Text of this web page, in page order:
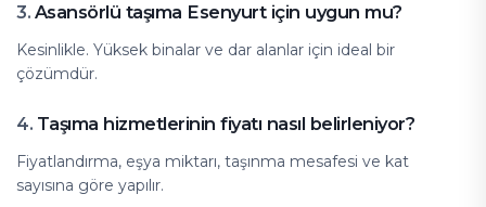
3. Asansörlü taşıma Esenyurt için uygun mu?
Kesinlikle. Yüksek binalar ve dar alanlar için ideal bir
çözümdür.
4. Taşıma hizmetlerinin fiyatı nasıl belirleniyor?
Fiyatlandırma, eşya miktarı, taşınma mesafesi ve kat
sayısına göre yapılır.